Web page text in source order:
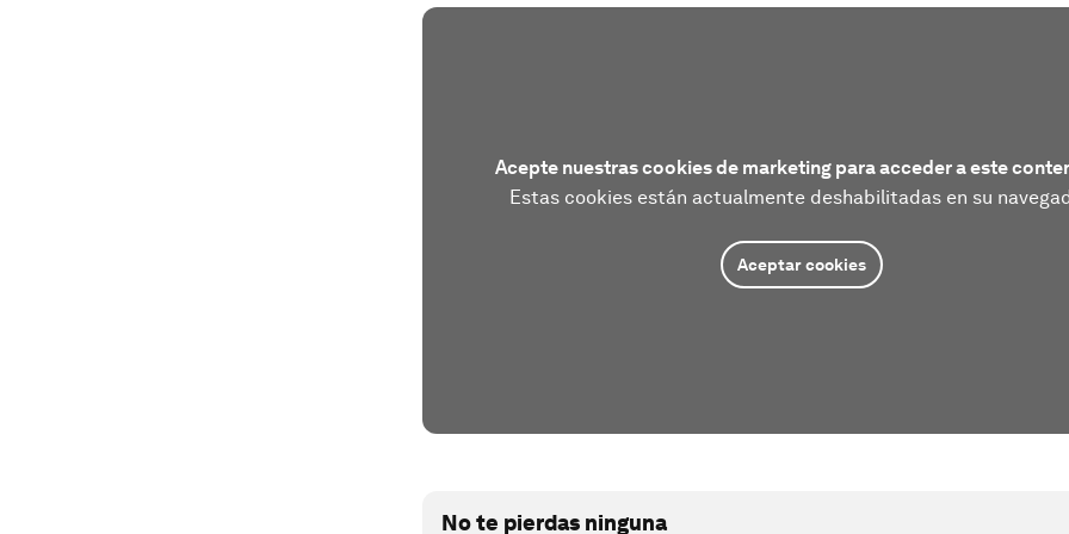
Acepte nuestras cookies de marketing para acceder a este
Estas cookies están actualmente deshabilitadas en su
Aceptar cookies
No te pierdas ninguna